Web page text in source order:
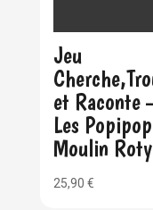
Jeu
et Raconte
Les
Moulin Roty
25,90 €